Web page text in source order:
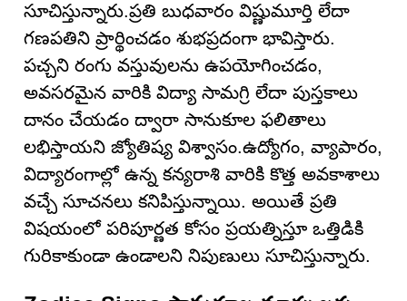
సూచిస్తున్నారు.ప్రతి బుధవారం విష్ణుమూర్తి లేదా
గణపతిని ప్రార్థించడం శుభప్రదంగా భావిస్తారు.
పచ్చని రంగు వస్తువులను ఉపయోగించడం,
అవసరమైన వారికి విద్యా సామగ్రి లేదా పుస్తకాలు
దానం చేయడం ద్వారా సానుకూల ఫలితాలు
లభిస్తాయని జ్యోతిష్య విశ్వాసం.ఉద్యోగం, వ్యాపారం,
విద్యారంగాల్లో ఉన్న కన్యరాశి వారికి కొత్త అవకాశాలు
వచ్చే సూచనలు కనిపిస్తున్నాయి. అయితే ప్రతి
విషయంలో పరిపూర్ణత కోసం ప్రయత్నిస్తూ ఒత్తిడికి
గురికాకుండా ఉండాలని నిపుణులు సూచిస్తున్నారు.